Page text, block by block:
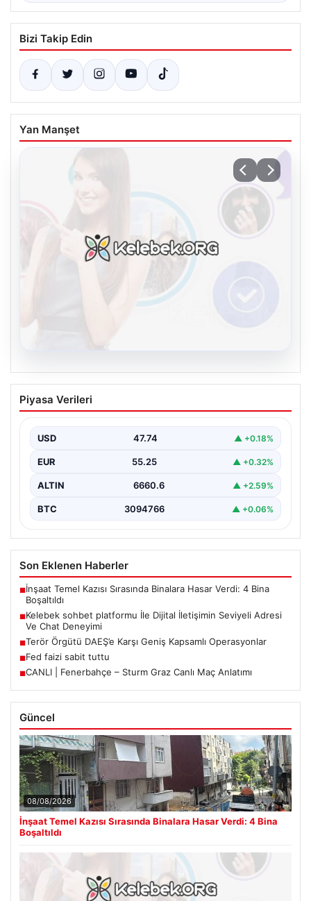
Bizi Takip Edin
Yan Manşet
08.08.2026
Kelebek sohbet platformu İle Dijital
İletişimin Seviyeli Adresi Ve Chat
İnternet çağında insanların güvenli bir biçimde iletişim
pek…
Piyasa Verileri
USD 47.74 ▲ +0.18%
EUR 55.25 ▲ +0.32%
ALTIN 6660.6 ▲ +2.59%
BTC 3094766 ▲ +0.06%
Son Eklenen Haberler
■İnşaat Temel Kazısı Sırasında Binalara Hasar Verdi: 4 Bina
Boşaltıldı
■Kelebek sohbet platformu İle Dijital İletişimin Seviyeli Adresi
Ve Chat Deneyimi
■Terör Örgütü DAEŞ’e Karşı Geniş Kapsamlı Operasyonlar
■Fed faizi sabit tuttu
■CANLI | Fenerbahçe – Sturm Graz Canlı Maç Anlatımı
Güncel
08/08/2026
İnşaat Temel Kazısı Sırasında Binalara Hasar Verdi: 4 Bina
Boşaltıldı